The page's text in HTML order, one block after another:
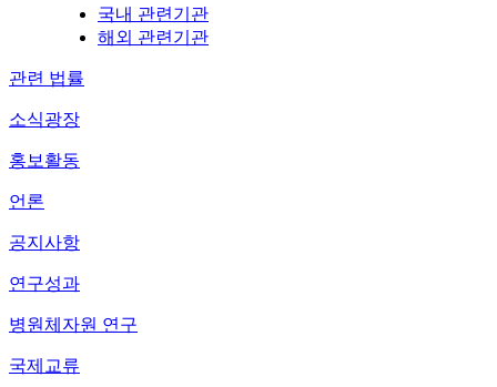
국내 관련기관
해외 관련기관
관련 법률
소식광장
홍보활동
언론
공지사항
연구성과
병원체자원 연구
국제교류